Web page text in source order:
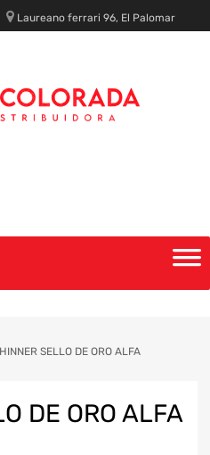
Laureano ferrari 96, El Palomar
SELLO DE ORO ALFA
DE ORO ALFA